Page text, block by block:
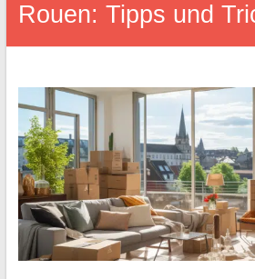
Rouen: Tipps und